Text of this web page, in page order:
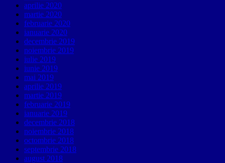
aprilie 2020
martie 2020
februarie 2020
ianuarie 2020
decembrie 2019
noiembrie 2019
iulie 2019
iunie 2019
mai 2019
aprilie 2019
martie 2019
februarie 2019
ianuarie 2019
decembrie 2018
noiembrie 2018
octombrie 2018
septembrie 2018
august 2018